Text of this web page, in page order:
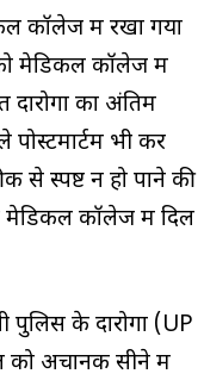
कॉलेज में रखा गया
मेडिकल कॉलेज में
दारोगा का अंतिम
भी कर
से स्पष्ट न हो पाने की
कॉलेज में दिल
पुलिस के दारोगा (UP
को अचानक सीने में